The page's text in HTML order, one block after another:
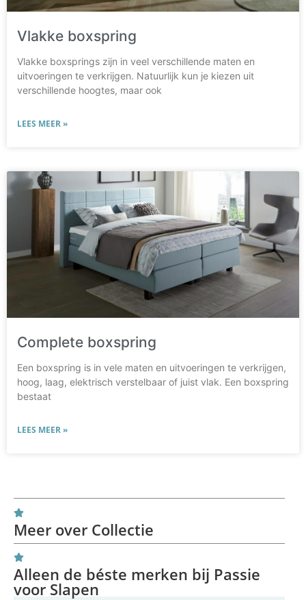
Vlakke boxspring
Vlakke boxsprings zijn in veel verschillende maten en
uitvoeringen te verkrijgen. Natuurlijk kun je kiezen uit
verschillende hoogtes, maar ook
LEES MEER »
Complete boxspring
Een boxspring is in vele maten en uitvoeringen te verkrijgen,
hoog, laag, elektrisch verstelbaar of juist vlak. Een boxspring
bestaat
LEES MEER »
Meer over Collectie
Alleen de béste merken bij Passie
voor Slapen